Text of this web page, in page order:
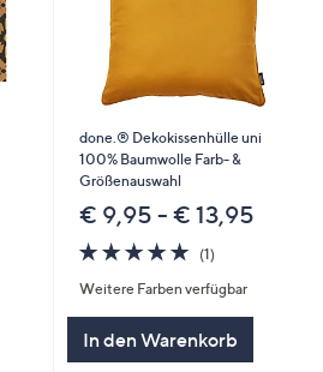
done.® Dekokissenhülle uni
100% Baumwolle Farb- &
Größenauswahl
€ 9,95 - € 13,95
5.0
von
5
(1)1
Weitere Farben verfügbar
In den Warenkorb